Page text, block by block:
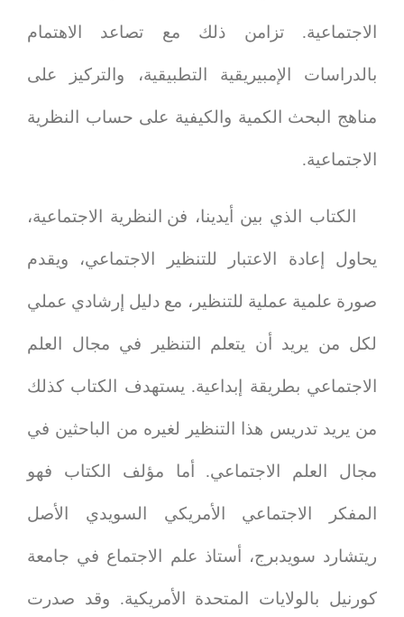
الاجتماعية. تزامن ذلك مع تصاعد الاهتمام
بالدراسات الإمبيريقية التطبيقية، والتركيز على
مناهج البحث الكمية والكيفية على حساب النظرية
الاجتماعية.
الكتاب الذي بين أيدينا، فن النظرية الاجتماعية،
يحاول إعادة الاعتبار للتنظير الاجتماعي، ويقدم
صورة علمية عملية للتنظير، مع دليل إرشادي عملي
لكل من يريد أن يتعلم التنظير في مجال العلم
الاجتماعي بطريقة إبداعية. يستهدف الكتاب كذلك
من يريد تدريس هذا التنظير لغيره من الباحثين في
مجال العلم الاجتماعي. أما مؤلف الكتاب فهو
المفكر الاجتماعي الأمريكي السويدي الأصل
ريتشارد سويدبرج، أستاذ علم الاجتماع في جامعة
كورنيل بالولايات المتحدة الأمريكية. وقد صدرت